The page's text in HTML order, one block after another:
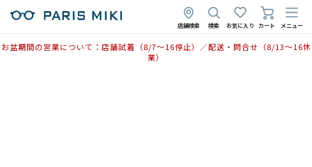
店舗検索 検索 お気に入り カート メニュー
お盆期間の営業について：店舗試着（8/7〜16停止）／配送・問合せ（8/13〜16休
業）